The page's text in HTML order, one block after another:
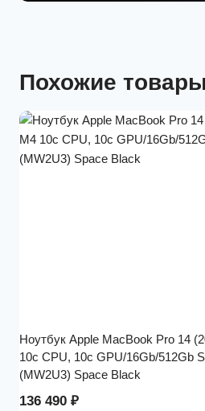
Похожие товары
Ноутбук Apple MacBook Pro 14
10c CPU, 10c GPU/16Gb/512Gb
(MW2U3) Space Black
136 490 ₽